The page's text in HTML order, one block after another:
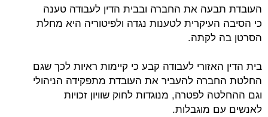
העובדת תבעה את החברה ובבית הדין לעבודה טענה
כי הסיבה העיקרית לטענות נגדה ולפיטוריה היא מחלת
הסרטן בה לקתה.
בית הדין האזורי לעבודה קבע כי קיימות ראיות לכך שגם
החלטת החברה להעביר את העובדת מתפקידה הניהולי
וגם ההחלטה לפטרה, מנוגדות לחוק שוויון זכויות
לאנשים עם מוגבלות.